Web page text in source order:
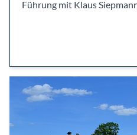
Führung mit Klaus